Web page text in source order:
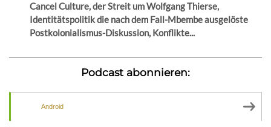
Cancel Culture, der Streit um Wolfgang Thierse,
Identitätspolitik die nach dem Fall-Mbembe ausgelöste
Postkolonialismus-Diskussion, Konflikte...
Podcast abonnieren:
Android